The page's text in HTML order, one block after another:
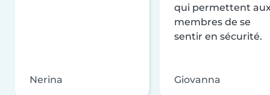
Nerina
qui permettent
membres de se
sentir en sécurité.
Giovanna